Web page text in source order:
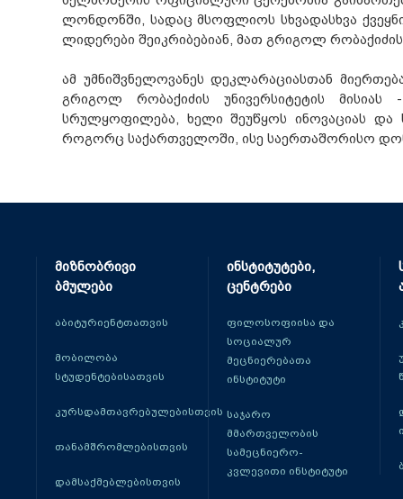
ლონდონში, სადაც მსოფლიოს სხვადასხვა
ლიდერები შეიკრიბებიან, მათ გრიგოლ
ამ უმნიშვნელოვანეს დეკლარაციასთან
გრიგოლ რობაქიძის უნივერსიტეტის მისიას
სრულყოფილება, ხელი შეუწყოს ინოვაციას და
როგორც საქართველოში, ისე საერთაშორისო
მიზნობრივი
ბმულები
აბიტურიენტთათვის
მობილობა
სტუდენტებისათვის
კურსდამთავრებულებისთვის
თანამშრომლებისთვის
დამსაქმებლებისთვის
ინსტიტუტები,
ცენტრები
ფილოსოფიისა და
სოციალურ
მეცნიერებათა
ინსტიტუტი
საჯარო
მმართველობის
სამეცნიერო-
კვლევითი ინსტიტუტი